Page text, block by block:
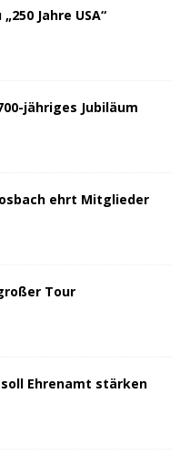
Jahre USA“
jähriges Jubiläum
ehrt Mitglieder
Tour
Ehrenamt stärken